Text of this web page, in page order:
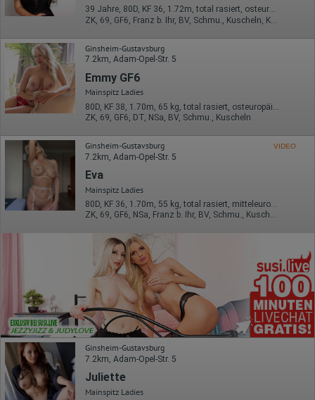
39 Jahre, 80D, KF 36, 1.72m, total rasiert, osteuropäisch
Ginsheim-Gustavsburg
7.2km, Adam-Opel-Str. 5
Emmy GF6
Mainspitz Ladies
ZK, 69, GF6, DT, NSa, BV, Schmu., Kuscheln
Ginsheim-Gustavsburg VIDEO
7.2km, Adam-Opel-Str. 5
Eva
Mainspitz Ladies
80D, KF 36, 1.70m, 55 kg, total rasiert, mitteleuropäisch
ZK, 69, GF6, NSa, Franz b. Ihr, BV, Schmu., Kuscheln
Ginsheim-Gustavsburg
7.2km, Adam-Opel-Str. 5
Juliette
Mainspitz Ladies